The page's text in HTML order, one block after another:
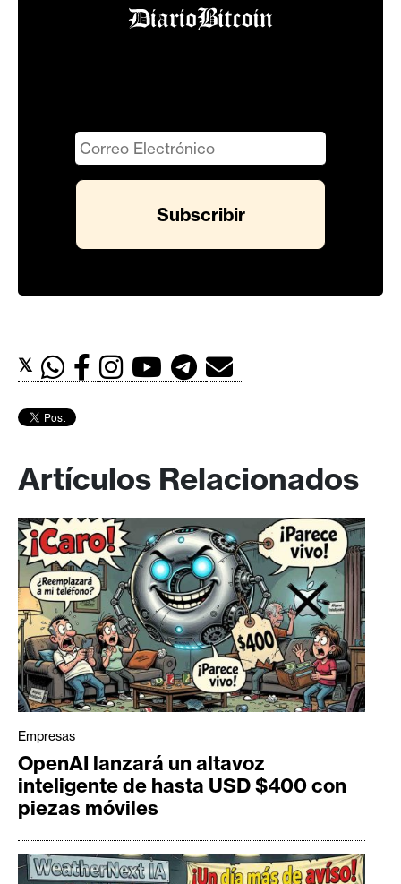
𝕏
Artículos Relacionados
Empresas
OpenAI lanzará un altavoz
inteligente de hasta USD $400 con
piezas móviles